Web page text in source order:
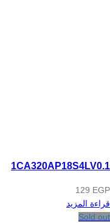
1CA320AP18S4LV0.1
129 EGP
قراءة المزيد
Sold out